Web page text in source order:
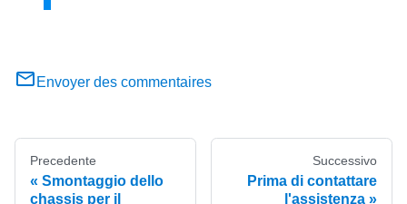
Envoyer des commentaires
Precedente
Smontaggio dello
chassis per il
Successivo
Prima di contattare
l'assistenza